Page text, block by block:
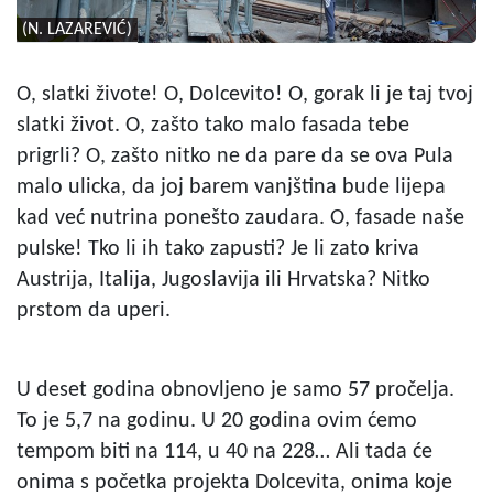
(N. LAZAREVIĆ)
O, slatki živote! O, Dolcevito! O, gorak li je taj tvoj
slatki život. O, zašto tako malo fasada tebe
prigrli? O, zašto nitko ne da pare da se ova Pula
malo ulicka, da joj barem vanjština bude lijepa
kad već nutrina ponešto zaudara. O, fasade naše
pulske! Tko li ih tako zapusti? Je li zato kriva
Austrija, Italija, Jugoslavija ili Hrvatska? Nitko
prstom da uperi.
U deset godina obnovljeno je samo 57 pročelja.
To je 5,7 na godinu. U 20 godina ovim ćemo
tempom biti na 114, u 40 na 228… Ali tada će
onima s početka projekta Dolcevita, onima koje